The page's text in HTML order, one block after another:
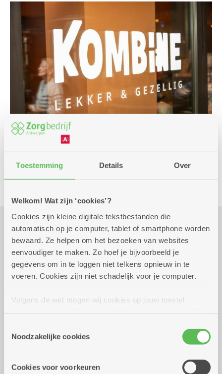
Toestemming Details Over
Welkom! Wat zijn ‘cookies’?
Cookies zijn kleine digitale tekstbestanden die
automatisch op je computer, tablet of smartphone worden
bewaard. Ze helpen om het bezoeken van websites
eenvoudiger te maken. Zo hoef je bijvoorbeeld je
gegevens om in te loggen niet telkens opnieuw in te
voeren. Cookies zijn niet schadelijk voor je computer.
Volgens de wet mogen wij cookies op jouw toestel
cookies hebben we jouw toestemming nodig. Sommige
cookies worden geplaatst door derde partijen die een
informatie over jouw (geanonimiseerd) gebruik van onze
Noodzakelijke cookies
Cookies voor voorkeuren
Kombine
Praktisch
donderdag 29 oktober
17.30 uur tot 20.00
10 euro
Reserveer vervoer
Lodewijk van Berckenlaan 361 G 01